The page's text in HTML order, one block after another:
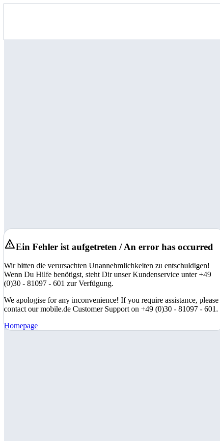
Ein Fehler ist aufgetreten / An error has occurred
Wir bitten die verursachten Unannehmlichkeiten zu entschuldigen!
Wenn Du Hilfe benötigst, steht Dir unser Kundenservice unter +49
(0)30 - 81097 - 601 zur Verfügung.
We apologise for any inconvenience! If you require assistance, please
contact our mobile.de Customer Support on +49 (0)30 - 81097 - 601.
Homepage